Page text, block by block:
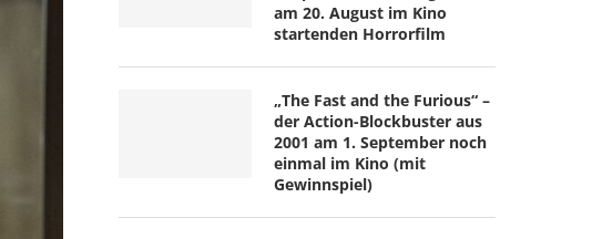
am 20. August im Kino
startenden Horrorfilm
„The Fast and the Furious“ –
der Action-Blockbuster aus
2001 am 1. September noch
einmal im Kino (mit
Gewinnspiel)